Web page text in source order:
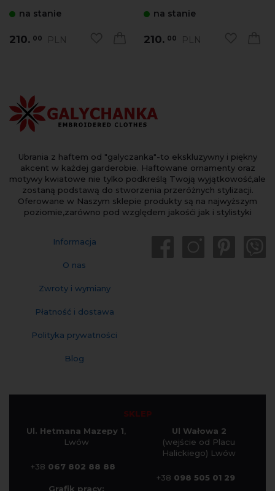
na stanie
210. 00 PLN
na stanie
210. 00 PLN
Ubrania z haftem od "galyczanka"-to ekskluzywny i piękny
akcent w każdej garderobie. Haftowane ornamenty oraz
motywy kwiatowe nie tylko podkreślą Twoją wyjątkowość,ale
zostaną podstawą do stworzenia przeróżnych stylizacji.
Oferowane w Naszym sklepie produkty są na najwyższym
poziomie,zarówno pod względem jakośći jak i stylistyki
Informacja
O nas
Zwroty i wymiany
Płatność i dostawa
Polityka prywatności
Blog
SKLEP
Ul. Hetmana Mazepy 1,
Lwów
+38 067 802 88 88
Grafik pracy:
Ul Wałowa 2
(wejście od Placu
Halickiego) Lwów
+38 098 505 01 29